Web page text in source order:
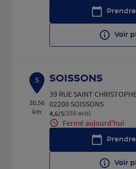
Voir
5
30.56
km
SOISSONS
39 RUE SAINT
02200 SOISSONS
4,6/5Note de 4.6 sur 5
(359 avis)
Fermé aujourd'hui
Voir